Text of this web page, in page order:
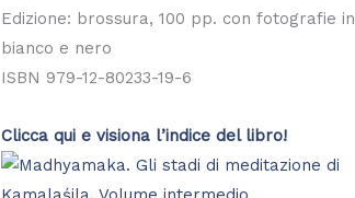
Edizione: brossura, 100 pp. con fotografie in
bianco e nero
ISBN 979-12-80233-19-6
Clicca qui e visiona l’indice del libro!